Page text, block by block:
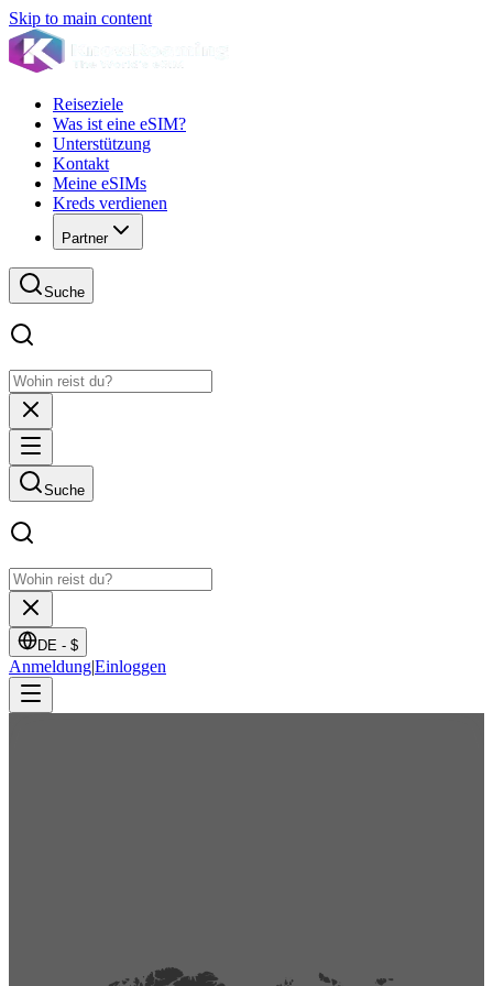
Skip to main content
Reiseziele
Was ist eine eSIM?
Unterstützung
Kontakt
Meine eSIMs
Kreds verdienen
Partner
Suche
Suche
DE - $
Anmeldung|Einloggen